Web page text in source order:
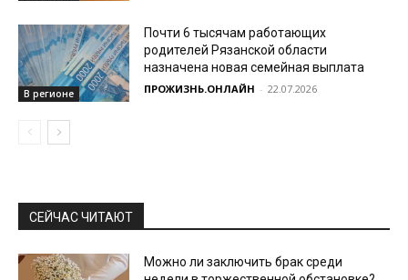
В регионе
Почти 6 тысячам работающих
родителей Рязанской области
назначена новая семейная выплата
ПРОЖИЗНЬ.ОНЛАЙН - 22.07.2026
СЕЙЧАС ЧИТАЮТ
Можно ли заключить брак среди